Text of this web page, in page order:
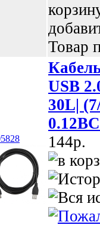
Товар
USB
30L|
144p.